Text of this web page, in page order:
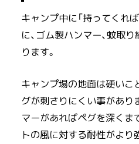
キャンプ中に「持ってくれ
に、ゴム製ハンマー、蚊取
ります。
キャンプ場の地面は硬いこ
グが刺さりにくい事があり
マーがあればペグを深くま
トの風に対する耐性がより